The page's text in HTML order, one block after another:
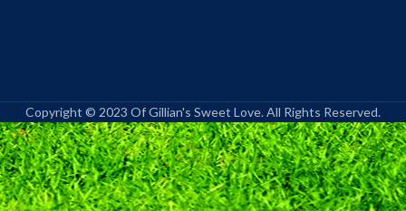
Copyright © 2023 Of Gillian's Sweet Love. All Rights Reserved.